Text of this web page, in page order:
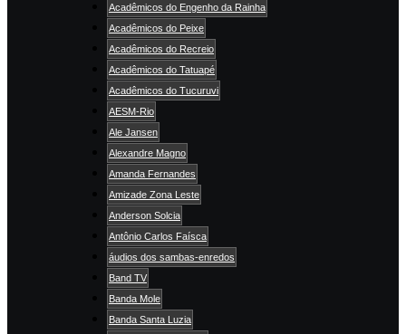
Acadêmicos do Engenho da Rainha
Acadêmicos do Peixe
Acadêmicos do Recreio
Acadêmicos do Tatuapé
Acadêmicos do Tucuruvi
AESM-Rio
Ale Jansen
Alexandre Magno
Amanda Fernandes
Amizade Zona Leste
Anderson Solcia
Antônio Carlos Faísca
áudios dos sambas-enredos
Band TV
Banda Mole
Banda Santa Luzia